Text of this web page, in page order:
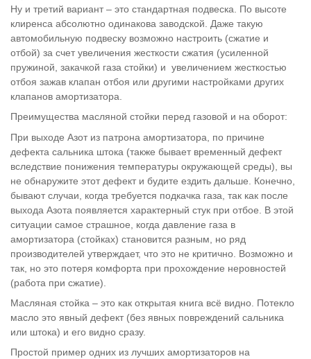
Ну и третий вариант – это стандартная подвеска. По высоте
клиренса абсолютно одинакова заводской. Даже такую
автомобильную подвеску возможно настроить (сжатие и
отбой) за счет увеличения жесткости сжатия (усиленной
пружиной, закачкой газа стойки) и увеличением жесткостью
отбоя зажав клапан отбоя или другими настройками других
клапанов амортизатора.
Преимущества масляной стойки перед газовой и на оборот:
При выходе Азот из патрона амортизатора, по причине
дефекта сальника штока (также бывает временный дефект
вследствие понижения температуры окружающей среды), вы
не обнаружите этот дефект и будите ездить дальше. Конечно,
бывают случаи, когда требуется подкачка газа, так как после
выхода Азота появляется характерный стук при отбое. В этой
ситуации самое страшное, когда давление газа в
амортизатора (стойках) становится разным, но ряд
производителей утверждает, что это не критично. Возможно и
так, но это потеря комфорта при прохождение неровностей
(работа при сжатие).
Масляная стойка – это как открытая книга всё видно. Потекло
масло это явный дефект (без явных повреждений сальника
или штока) и его видно сразу.
Простой пример одних из лучших амортизаторов на